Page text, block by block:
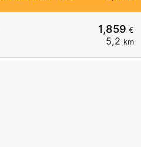
1,859 €
5,2 km